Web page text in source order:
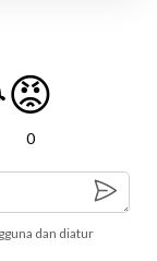
😡
0
dan diatur